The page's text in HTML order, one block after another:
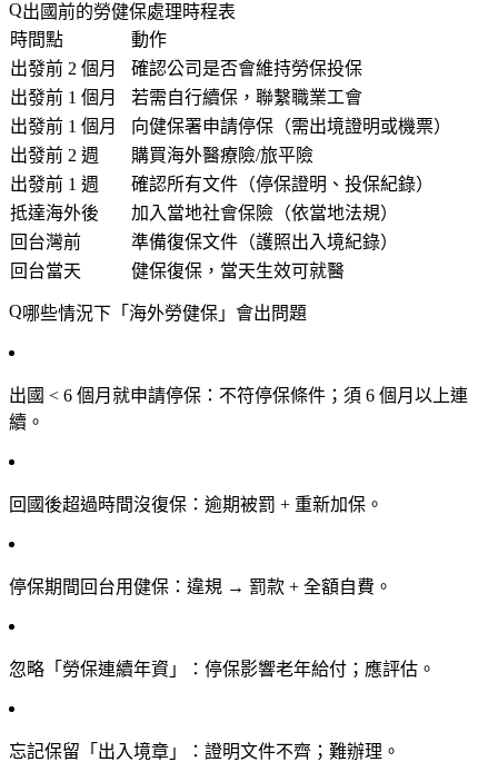
出國前的勞健保處理時程表
時間點
動作
出發前 2 個月
確認公司是否會維持勞保投保
出發前 1 個月
若需自行續保，聯繫職業工會
出發前 1 個月
向健保署申請停保（需出境證明或機票）
出發前 2 週
購買海外醫療險/旅平險
出發前 1 週
確認所有文件（停保證明、投保紀錄）
抵達海外後
加入當地社會保險（依當地法規）
回台灣前
準備復保文件（護照出入境紀錄）
回台當天
健保復保，當天生效可就醫
哪些情況下「海外勞健保」會出問題
出國 < 6 個月就申請停保 ：不符停保條件；須 6 個月以上連
續。
回國後超過時間沒復保 ：逾期被罰 + 重新加保。
停保期間回台用健保 ：違規 → 罰款 + 全額自費。
忽略「勞保連續年資」 ：停保影響老年給付；應評估。
忘記保留「出入境章」 ：證明文件不齊；難辦理。